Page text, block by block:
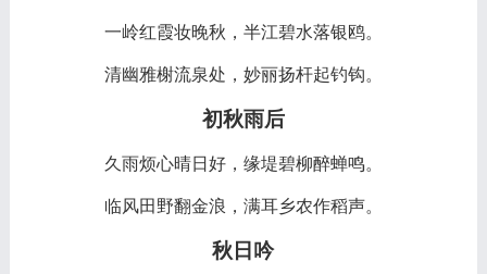
一岭红霞妆晚秋，半江碧水落银鸥。
清幽雅榭流泉处，妙丽扬杆起钓钩。
初秋雨后
久雨烦心晴日好，缘堤碧柳醉蝉鸣。
临风田野翻金浪，满耳乡农作稻声。
秋日吟